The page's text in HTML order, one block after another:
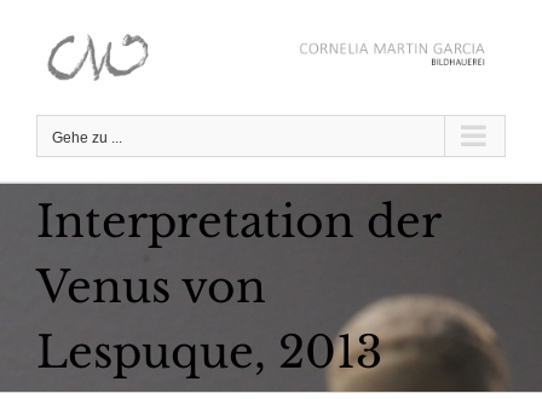
springen
Gehe zu ...
Interpretation der
Venus von
Lespuque, 2013